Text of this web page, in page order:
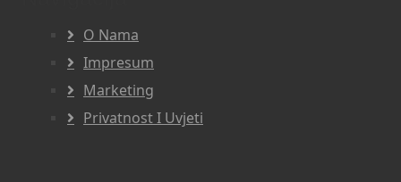
O Nama
Impresum
Marketing
Privatnost I Uvjeti